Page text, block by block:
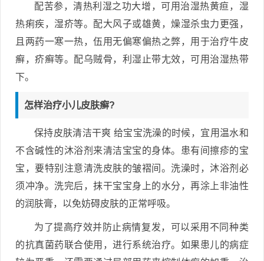
配苦参，清热利湿之功大增，可用治湿热黄疸，湿
热痢疾，湿疥等。配大风子或雄黄，燥湿杀虫力更强，
且两药一寒一热，伍用无偏寒偏热之弊，用于治疗牛皮
癣，疥癣等。配乌贼骨，利湿止带尢效，可用治湿热带
下。
怎样治疗小儿皮肤癣?
保持皮肤清洁干爽 给宝宝洗澡的时候，宜用温水和
不含碱性的沐浴剂来清洁宝宝的身体。患有间擦疹的宝
宝，要特别注意清洗皮肤的皱褶间。洗澡时，沐浴剂必
须冲净。洗完后，抹干宝宝身上的水分，再涂上非油性
的润肤膏，以免妨碍皮肤的正常呼吸。
为了提高疗效并防止病情复发，可以采用不同种类
的抗真菌药联合使用，进行系统治疗。如果患儿的病症